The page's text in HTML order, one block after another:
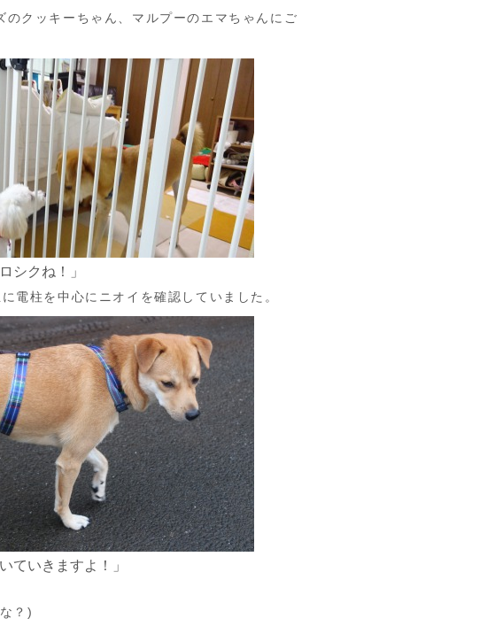
クッキーちゃん、マルプーのエマちゃんにご
シクね！」
電柱を中心にニオイを確認していました。
ていきますよ！」
？)